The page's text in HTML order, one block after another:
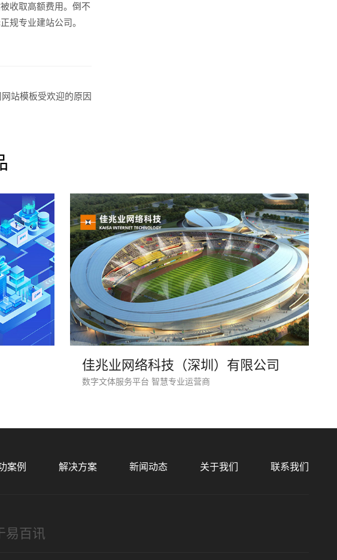
收取高额费用。倒不
规专业建站公司。
站模板受欢迎的原因
佳兆业网络科技（深圳）有限公司
数字文体服务平台 智慧专业运营商
案例 解决方案 新闻动态 关于我们 联系我们
易百讯
您的预算 1万-3万 3万-5万 5万-8万 8万以上